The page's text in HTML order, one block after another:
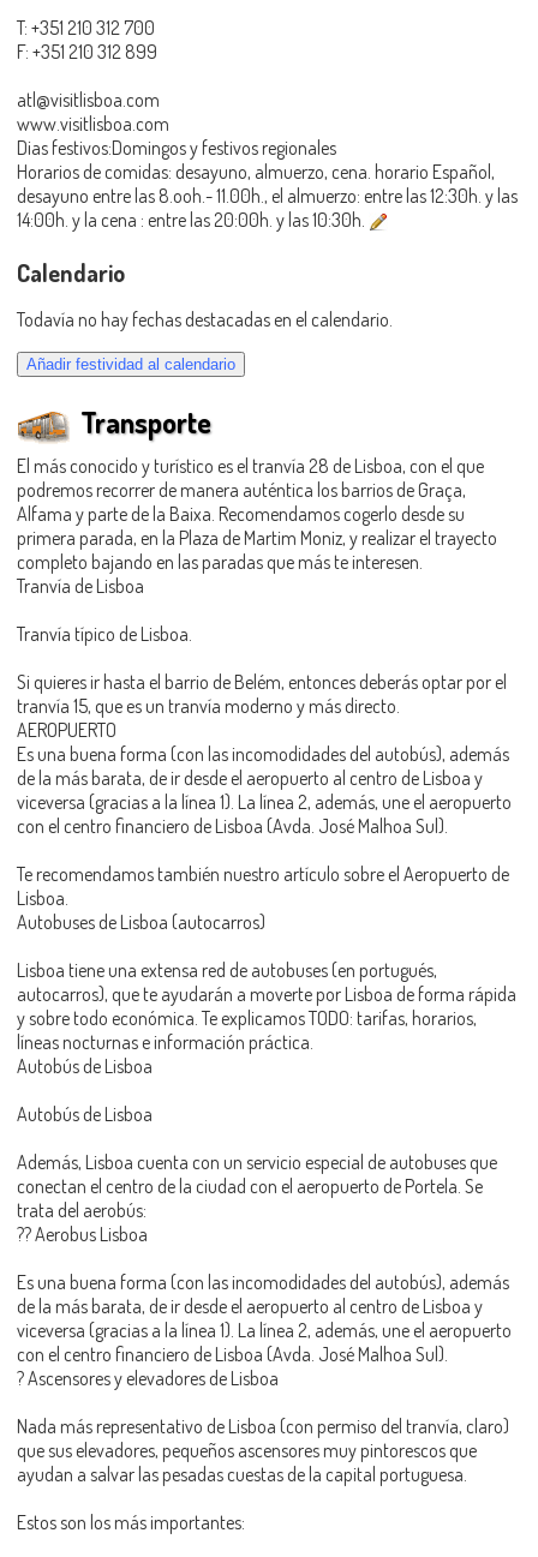
T: +351 210 312 700
F: +351 210 312 899
atl@visitlisboa.com
www.visitlisboa.com
Dias festivos:Domingos y festivos regionales
Horarios de comidas: desayuno, almuerzo, cena. horario Español,
desayuno entre las 8.ooh.- 11.00h., el almuerzo: entre las 12:30h. y las
14:00h. y la cena : entre las 20:00h. y las 10:30h.
Calendario
Todavía no hay fechas destacadas en el calendario.
Transporte
El más conocido y turístico es el tranvía 28 de Lisboa, con el que
podremos recorrer de manera auténtica los barrios de Graça,
Alfama y parte de la Baixa. Recomendamos cogerlo desde su
primera parada, en la Plaza de Martim Moniz, y realizar el trayecto
completo bajando en las paradas que más te interesen.
Tranvía de Lisboa
Tranvía típico de Lisboa.
Si quieres ir hasta el barrio de Belém, entonces deberás optar por el
tranvía 15, que es un tranvía moderno y más directo.
AEROPUERTO
Es una buena forma (con las incomodidades del autobús), además
de la más barata, de ir desde el aeropuerto al centro de Lisboa y
viceversa (gracias a la línea 1). La línea 2, además, une el aeropuerto
con el centro financiero de Lisboa (Avda. José Malhoa Sul).
Te recomendamos también nuestro artículo sobre el Aeropuerto de
Lisboa.
Autobuses de Lisboa (autocarros)
Lisboa tiene una extensa red de autobuses (en portugués,
autocarros), que te ayudarán a moverte por Lisboa de forma rápida
y sobre todo económica. Te explicamos TODO: tarifas, horarios,
líneas nocturnas e información práctica.
Autobús de Lisboa
Autobús de Lisboa
Además, Lisboa cuenta con un servicio especial de autobuses que
conectan el centro de la ciudad con el aeropuerto de Portela. Se
trata del aerobús:
?? Aerobus Lisboa
Es una buena forma (con las incomodidades del autobús), además
de la más barata, de ir desde el aeropuerto al centro de Lisboa y
viceversa (gracias a la línea 1). La línea 2, además, une el aeropuerto
con el centro financiero de Lisboa (Avda. José Malhoa Sul).
? Ascensores y elevadores de Lisboa
Nada más representativo de Lisboa (con permiso del tranvía, claro)
que sus elevadores, pequeños ascensores muy pintorescos que
ayudan a salvar las pesadas cuestas de la capital portuguesa.
Estos son los más importantes: